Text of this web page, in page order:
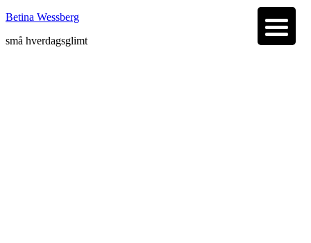
Betina Wessberg
små hverdagsglimt